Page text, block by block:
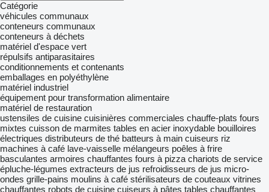
Catégorie
véhicules communaux
conteneurs communaux
conteneurs à déchets
matériel d'espace vert
répulsifs antiparasitaires
conditionnements et contenants
emballages en polyéthylène
matériel industriel
équipement pour transformation alimentaire
matériel de restauration
ustensiles de cuisine cuisinières commerciales chauffe-plats fours
mixtes cuisson de marmites tables en acier inoxydable bouilloires
électriques distributeurs de thé batteurs à main cuiseurs riz
machines à café lave-vaisselle mélangeurs poêles à frire
basculantes armoires chauffantes fours à pizza chariots de service
épluche-légumes extracteurs de jus refroidisseurs de jus micro-
ondes grille-pains moulins à café stérilisateurs de couteaux vitrines
chauffantes robots de cuisine cuiseurs à pâtes tables chauffantes